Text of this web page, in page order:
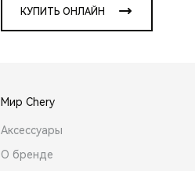
КУПИТЬ ОНЛАЙН
Мир Chery
Аксессуары
О бренде